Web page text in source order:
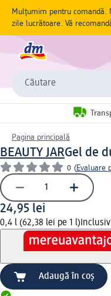
Mulțumim pentru comandă.
zile lucrătoare. Vă
Căutare
Pagina principală
BEAUTY JARGel de
0 (Evaluare
24,95 lei
0,4 l (62,38 lei pe 1 l)
Adaugă în coș